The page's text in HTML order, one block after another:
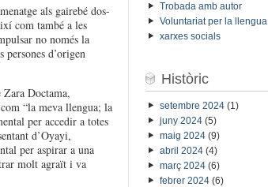
als gairebé dos-
com també a les
no només la
d’origen
Zara Doctama,
“la meva llengua; la
per accedir a totes
d’Oyayi,
per aspirar a una
molt agraït i va
Trobada amb autor
Voluntariat per la llengua
xarxes socials
Històric
setembre 2024(1)
juny 2024(5)
maig 2024(9)
abril 2024(4)
març 2024(6)
febrer 2024(6)